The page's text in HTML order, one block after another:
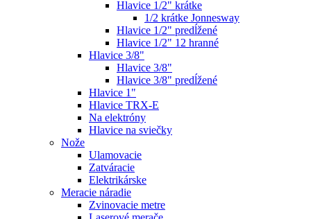
Hlavice 1/2" krátke
1/2 krátke Jonnesway
Hlavice 1/2" predĺžené
Hlavice 1/2" 12 hranné
Hlavice 3/8"
Hlavice 3/8"
Hlavice 3/8" predĺžené
Hlavice 1"
Hlavice TRX-E
Na elektróny
Hlavice na sviečky
Nože
Ulamovacie
Zatváracie
Elektrikárske
Meracie náradie
Zvinovacie metre